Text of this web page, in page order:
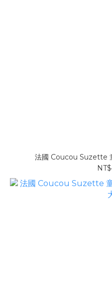
法國 Coucou Suzette